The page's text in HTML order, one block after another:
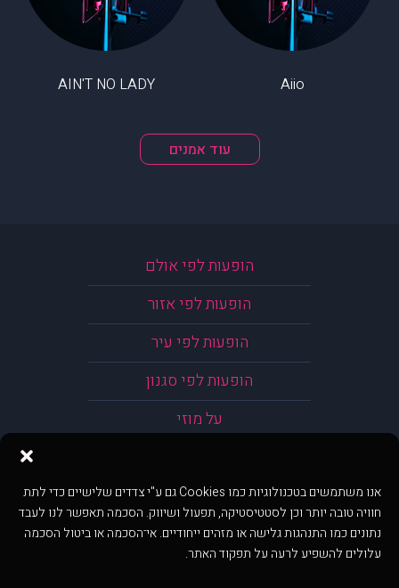
אנו משתמשים בטכנולוגיות כמו Cookies גם ע"י צדדים שלישיים כדי לתת
חוויה טובה יותר וכן לסטטיסטיקה, תפעול ושיווק. הסכמה תאפשר לנו לעבד
נתונים כמו התנהגות גלישה או מזהים ייחודיים. אי־הסכמה או ביטול הסכמה
עלולים להשפיע לרעה על תפקוד האתר.
Aiio
AIN'T NO LADY
עוד אמנים
הופעות לפי אולם
הופעות לפי אזור
הופעות לפי עיר
הופעות לפי סגנון
על מוזי